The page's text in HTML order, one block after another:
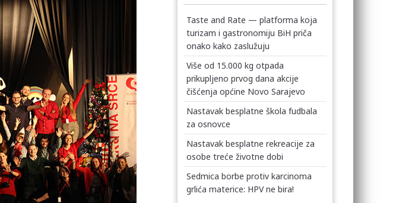
Taste and Rate — platforma koja
turizam i gastronomiju BiH priča
onako kako zaslužuju
Više od 15.000 kg otpada
prikupljeno prvog dana akcije
čišćenja općine Novo Sarajevo
Nastavak besplatne škola fudbala
za osnovce
Nastavak besplatne rekreacije za
osobe treće životne dobi
Sedmica borbe protiv karcinoma
grlića materice: HPV ne bira!